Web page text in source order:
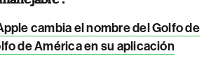
cambia el nombre del Golfo de
de América en su aplicación